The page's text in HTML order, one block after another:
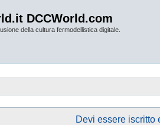
DCCWorld.com
della cultura fermodellistica digitale.
Devi essere iscritto